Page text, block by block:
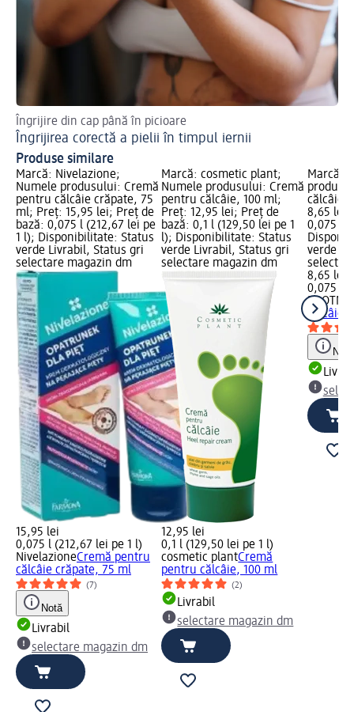
Îngrijire din cap până în picioare
Îngrijirea corectă a pielii în timpul iernii
Produse similare
Marcă: Nivelazione;
Numele produsului: Cremă
pentru călcâie crăpate, 75
ml; Preț: 15,95 lei; Preț de
bază: 0,075 l (212,67 lei pe
1 l); Disponibilitate: Status
verde Livrabil, Status gri
selectare magazin dm
15,95 lei
0,075 l (212,67 lei pe 1 l)
NivelazioneCremă pentru
călcâie crăpate, 75 ml
(7)
Notă
Livrabil
selectare magazin dm
Marcă: cosmetic plant;
Numele produsului: Cremă
pentru călcâie, 100 ml;
Preț: 12,95 lei; Preț de
bază: 0,1 l (129,50 lei pe 1
l); Disponibilitate: Status
verde Livrabil, Status gri
selectare magazin dm
12,95 lei
0,1 l (129,50 lei pe 1 l)
cosmetic plantCremă
pentru călcâie, 100 ml
(2)
Livrabil
selectare magazin dm
Marcă:
călcâie,
8,65 lei;
0,075 l
verde
8,65 lei
0,075 l
călcâie,
Notă